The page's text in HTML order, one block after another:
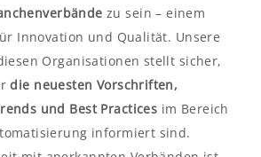
zu sein – einem
Innovation und Qualität. Unsere
Organisationen stellt sicher,
die neuesten Vorschriften,
und Best Practices im Bereich
informiert sind.